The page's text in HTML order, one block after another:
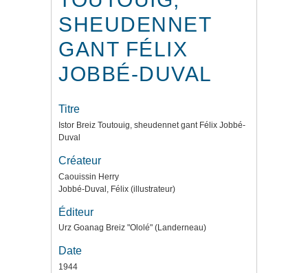
SHEUDENNET
GANT FÉLIX
JOBBÉ-DUVAL
Titre
Istor Breiz Toutouig, sheudennet gant Félix Jobbé-
Duval
Créateur
Caouissin Herry
Jobbé-Duval, Félix (illustrateur)
Éditeur
Urz Goanag Breiz "Ololé" (Landerneau)
Date
1944